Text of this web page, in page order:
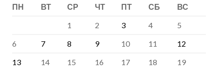
ПН
ВТ СР ЧТ ПТ СБ
ВС
1
2 3 4
5
6
7 8 9 10 11
12
13
14 15 16 17 18
19